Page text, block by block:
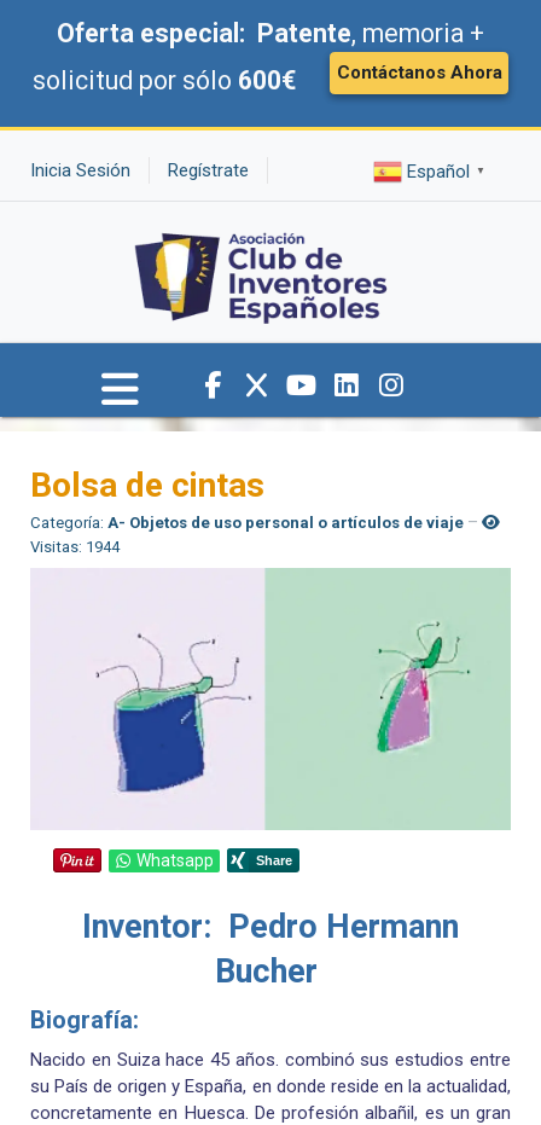
Oferta especial: Patente, memoria +
solicitud por sólo 600€ Contáctanos Ahora
Inicia Sesión Regístrate Español ▼
Bolsa de cintas
Categoría: A- Objetos de uso personal o artículos de viaje
Visitas: 1944
Whatsapp
Inventor: Pedro Hermann
Bucher
Biografía:
Nacido en Suiza hace 45 años. combinó sus estudios entre
su País de origen y España, en donde reside en la actualidad,
concretamente en Huesca. De profesión albañil, es un gran